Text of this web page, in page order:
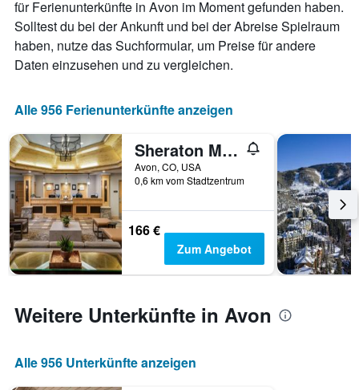
hat
1
X-
Achse,
die
der
Tage
vor
dem
Aufenthalt
anzeigt
Das
Diagramm
hat
1
Y-
den
anzeigt
für Ferienunterkünfte in Avon im Moment gefunden haben.
Solltest du bei der Ankunft und bei der Abreise Spielraum
haben, nutze das Suchformular, um Preise für andere
Daten einzusehen und zu vergleichen.
Alle 956 Ferienunterkünfte anzeigen
Sheraton Mountain Vista Villas, Avon / Vail Valley
Avon, CO, USA
0,6 km vom Stadtzentrum
166 €
Zum Angebot
Weitere Unterkünfte in Avon
Alle 956 Unterkünfte anzeigen